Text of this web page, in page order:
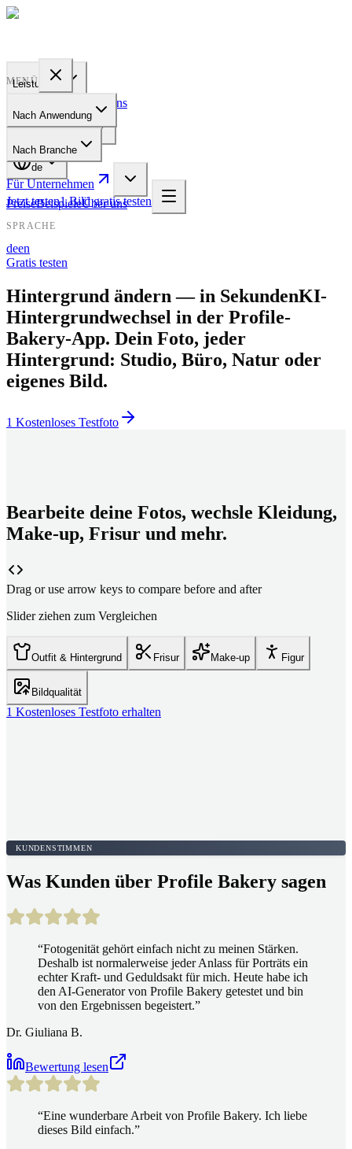
Leistungen
Über uns
de
Jetzt testen1 Bild gratis testen
MENÜ
Nach Anwendung
Nach Branche
Für Unternehmen
PreiseBeispieleÜber uns
SPRACHE
deen
Gratis testen
Hintergrund ändern — in SekundenKI-
Hintergrundwechsel in der Profile-
Bakery-App. Dein Foto, jeder
Hintergrund: Studio, Büro, Natur oder
eigenes Bild.
1 Kostenloses Testfoto
Bearbeite deine Fotos, wechsle Kleidung,
Make-up, Frisur und mehr.
Drag or use arrow keys to compare before and after
Slider ziehen zum Vergleichen
Outfit & Hintergrund Frisur Make-up Figur
Bildqualität
1 Kostenloses Testfoto erhalten
KUNDENSTIMMEN
Was Kunden über Profile Bakery sagen
“Fotogenität gehört einfach nicht zu meinen Stärken.
Deshalb ist normalerweise jeder Anlass für Porträts ein
echter Kraft- und Geduldsakt für mich. Heute habe ich
den AI-Generator von Profile Bakery getestet und bin
von den Ergebnissen begeistert.”
Dr. Giuliana B.
Bewertung lesen
“Eine wunderbare Arbeit von Profile Bakery. Ich liebe
dieses Bild einfach.”